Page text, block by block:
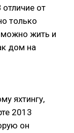
от
только
можно жить и
дом на
яхтингу,
2013
он